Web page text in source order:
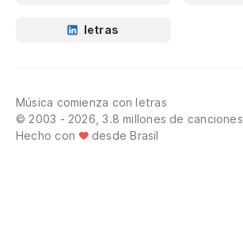
letras
Música comienza con letras
© 2003 - 2026, 3.8 millones de canciones
Hecho con
desde Brasil